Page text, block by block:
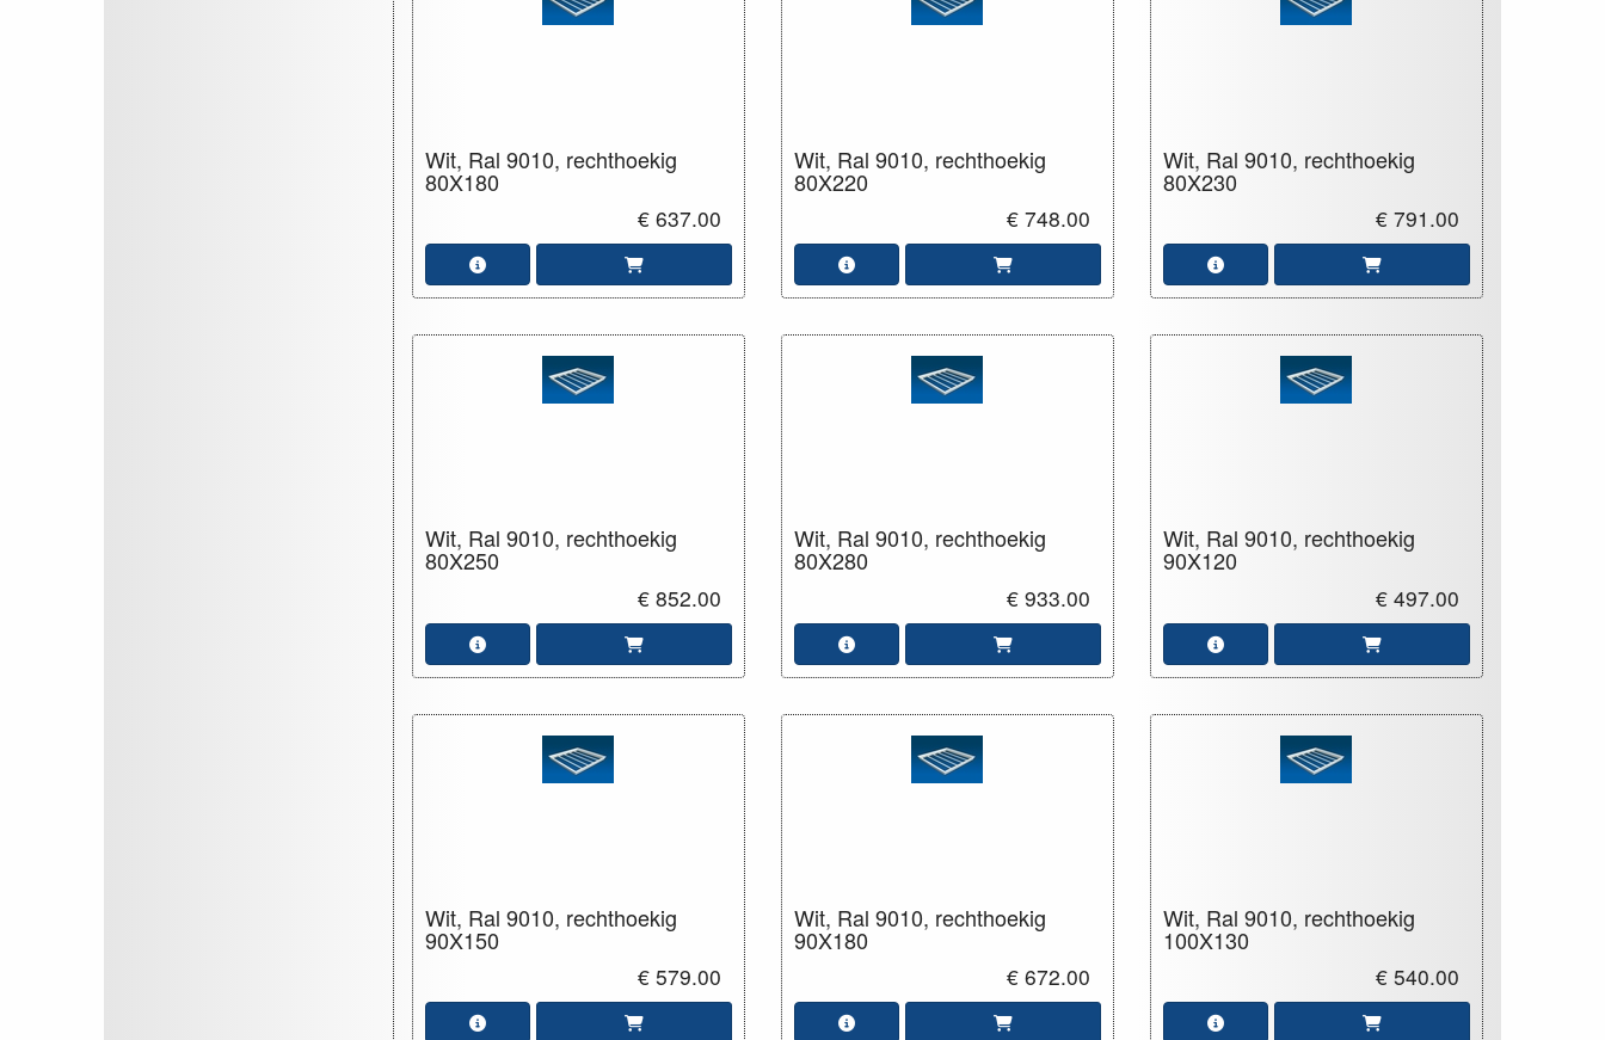
Wit, Ral 9010, rechthoekig
80X180
€ 637.00
Wit, Ral 9010, rechthoekig
80X220
€ 748.00
Wit, Ral 9010, rechthoekig
80X230
€ 791.00
Wit, Ral 9010, rechthoekig
80X250
€ 852.00
Wit, Ral 9010, rechthoekig
80X280
€ 933.00
Wit, Ral 9010, rechthoekig
90X120
€ 497.00
Wit, Ral 9010, rechthoekig
90X150
€ 579.00
Wit, Ral 9010, rechthoekig
90X180
€ 672.00
Wit, Ral 9010, rechthoekig
100X130
€ 540.00